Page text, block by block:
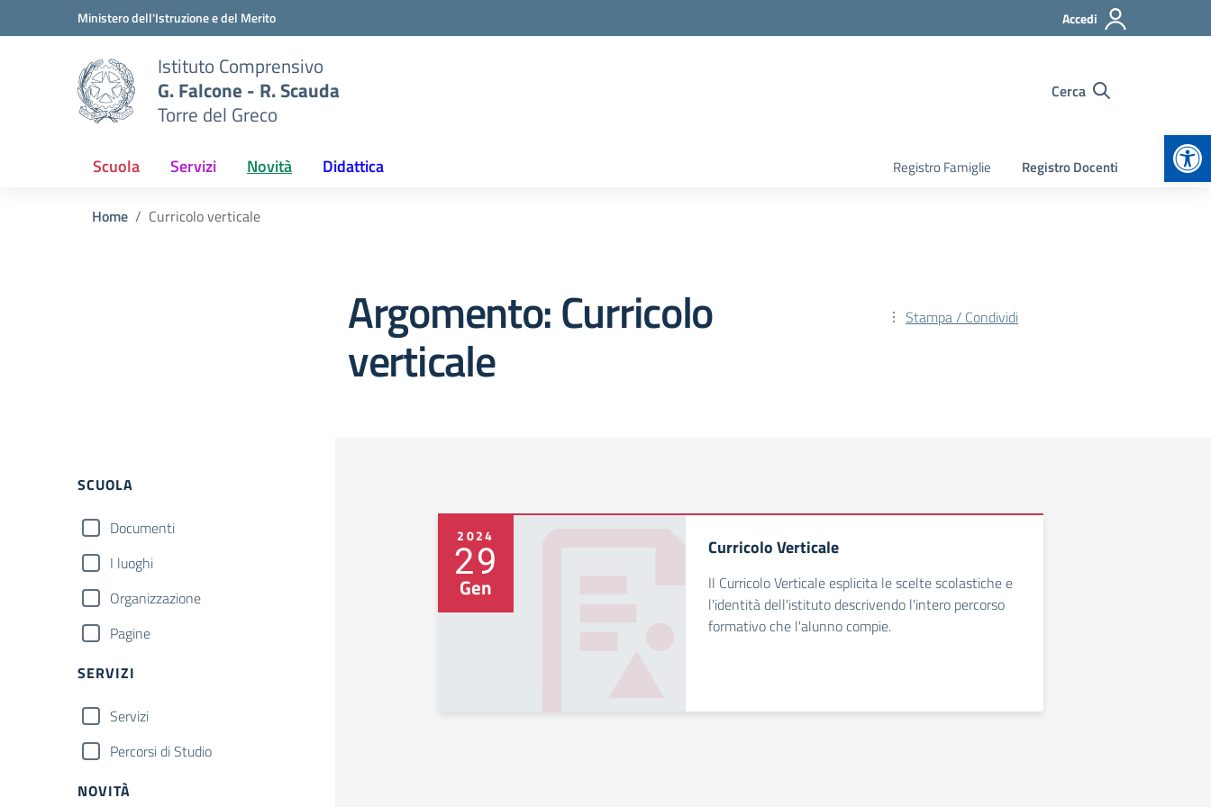
Vai ai contenuti
Vai al menu di navigazioneMinistero dell'Istruzione e del Merito Accedi
Istituto Comprensivo
G. Falcone - R. Scauda
Torre del Greco
Cerca
Scuola Servizi Novità Didattica Registro Famiglie Registro Docenti
Home Curricolo verticale
Argomento: Curricolo
verticale
Stampa / Condividi
Filtri
SCUOLA
Documenti
I luoghi
Organizzazione
Pagine
SERVIZI
Servizi
Percorsi di Studio
NOVITÀ
2024
29
Gen
Curricolo Verticale
Il Curricolo Verticale esplicita le scelte scolastiche e
l'identità dell'istituto descrivendo l'intero percorso
formativo che l'alunno compie.